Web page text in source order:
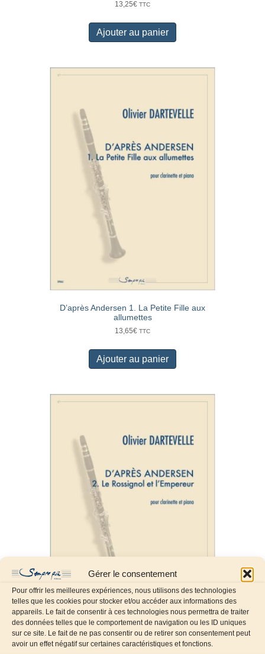
Gérer le consentement
Pour offrir les meilleures expériences, nous utilisons des technologies
telles que les cookies pour stocker et/ou accéder aux informations des
appareils. Le fait de consentir à ces technologies nous permettra de traiter
des données telles que le comportement de navigation ou les ID uniques
sur ce site. Le fait de ne pas consentir ou de retirer son consentement peut
avoir un effet négatif sur certaines caractéristiques et fonctions.
13,25€ TTC
Ajouter au panier
D’après Andersen 1. La Petite Fille aux
allumettes
13,65€ TTC
Ajouter au panier
D’après Andersen 2. Le Rossignol et
l’Empereur